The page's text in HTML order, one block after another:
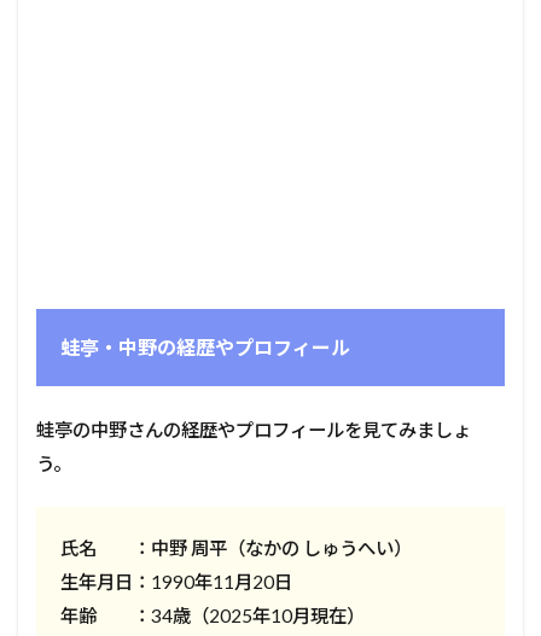
蛙亭・中野の経歴やプロフィール
蛙亭の中野さんの経歴やプロフィールを見てみましょ
う。
氏名 ：中野 周平（なかの しゅうへい）
生年月日：1990年11月20日
年齢 ：34歳（2025年10月現在）